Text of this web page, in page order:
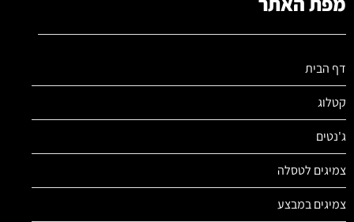
דף הבית
קטלוג
ג'נטים
צמיגים לטסלה
צמיגים במבצע